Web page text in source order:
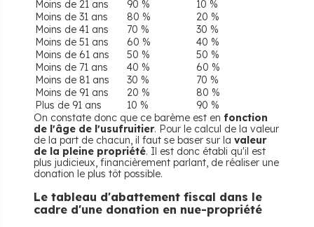
Moins de 21 ans
90 %
10 %
Moins de 31 ans
80 %
20 %
Moins de 41 ans
70 %
30 %
Moins de 51 ans
60 %
40 %
Moins de 61 ans
50 %
50 %
Moins de 71 ans
40 %
60 %
Moins de 81 ans
30 %
70 %
Moins de 91 ans
20 %
80 %
Plus de 91 ans
10 %
90 %
On constate donc que ce barème est en fonction
de l'âge de l'usufruitier. Pour le calcul de la valeur
de la part de chacun, il faut se baser sur la valeur
de la pleine propriété. Il est donc établi qu'il est
plus judicieux, financièrement parlant, de réaliser une
donation le plus tôt possible.
Le tableau d'abattement fiscal dans le
cadre d'une donation en nue-propriété